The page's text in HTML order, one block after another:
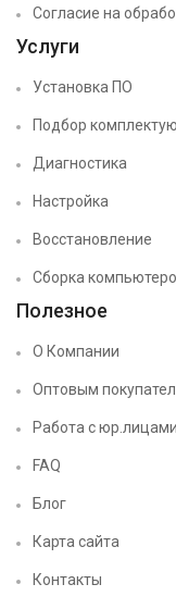
Согласие на
Услуги
Установка ПО
Подбор
Диагностика
Настройка
Восстановление
Сборка
Полезное
О Компании
Оптовым
Работа с юр.лицами
FAQ
Блог
Карта сайта
Контакты